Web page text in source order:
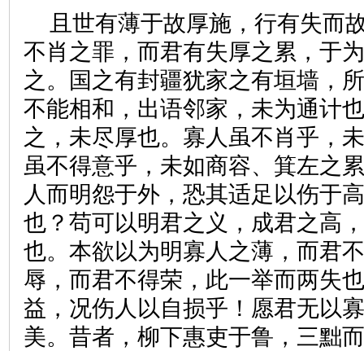
且世有薄于故厚施，行有失而
不肖之罪，而君有失厚之累，于
之。国之有封疆犹家之有垣墙，
不能相和，出语邻家，未为通计
之，未尽厚也。寡人虽不肖乎，
虽不得意乎，未如商容、箕左之
人而明怨于外，恐其适足以伤于
也？苟可以明君之义，成君之高
也。本欲以为明寡人之薄，而君
辱，而君不得荣，此一举而两失
益，况伤人以自损乎！愿君无以
美。昔者，柳下惠吏于鲁，三黜